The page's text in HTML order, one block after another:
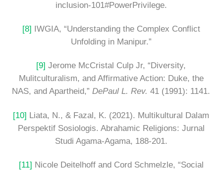
inclusion-101#PowerPrivilege.
[8]
IWGIA, “Understanding the Complex Conflict
Unfolding in Manipur.”
[9] Jerome McCristal Culp Jr, “Diversity,
Mulitculturalism, and Affirmative Action: Duke, the
NAS, and Apartheid,” DePaul L. Rev. 41 (1991): 1141.
[10] Liata, N., & Fazal, K. (2021). Multikultural Dalam
Perspektif Sosiologis. Abrahamic Religions: Jurnal
Studi Agama-Agama, 188-201.
[11] Nicole Deitelhoff and Cord Schmelzle, “Social